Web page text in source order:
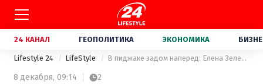
24 КАНАЛ ГЕОПОЛИТИКА ЭКОНОМИКА
Lifestyle 24 LifeStyle В пиджаке задом наперед: Елена Зеленская очаровала элегантным образом
8 декабря, 09:14 2